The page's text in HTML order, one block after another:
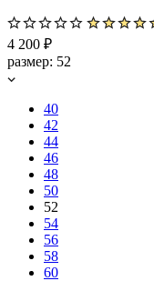
4 200 ₽
размер: 52
40
42
44
46
48
50
52
54
56
58
60